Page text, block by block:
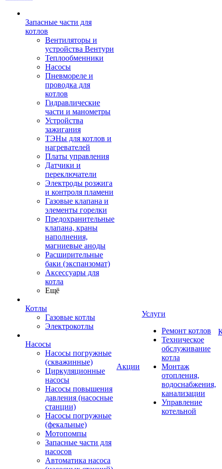
Запасные части для
котлов
Вентиляторы и
устройства Вентури
Теплообменники
Насосы
Пневмореле и
проводка для
котлов
Гидравлические
части и манометры
Устройства
зажигания
ТЭНы для котлов и
нагревателей
Платы управления
Датчики и
переключатели
Электроды розжига
и контроля пламени
Газовые клапана и
элементы горелки
Предохранительные
клапана, краны
наполнения,
магниевые аноды
Расширительные
баки (экспанзомат)
Аксессуары для
котла
Ещё
Котлы
Газовые котлы
Электрокотлы
Насосы
Насосы погружные
(скважинные)
Циркуляционные
насосы
Насосы повышения
давления (насосные
станции)
Насосы погружные
(фекальные)
Мотопомпы
Запасные части для
насосов
Автоматика насоса
Акции
Услуги
Ремонт котлов
Техническое
обслуживание
котла
Монтаж
отопления,
водоснабжения,
канализации
Управление
котельной